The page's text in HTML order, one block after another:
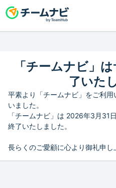
「チームナビ」
了いた
平素より「チームナビ」をご利
いました。
「チームナビ」は 2026年3月31
終了いたしました。
長らくのご愛顧に心より御礼申し